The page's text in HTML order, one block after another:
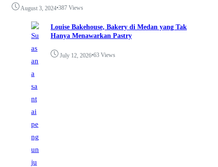
August 3, 2024•387 Views
Louise Bakehouse, Bakery di Medan yang Tak
Hanya Menawarkan Pastry
July 12, 2026•63 Views